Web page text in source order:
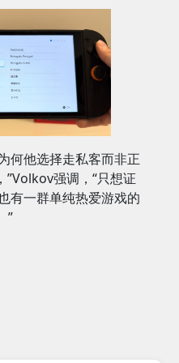
何他选择走私客而非正
”Volkov强调，“只想证
有一群单纯热爱游戏的
”